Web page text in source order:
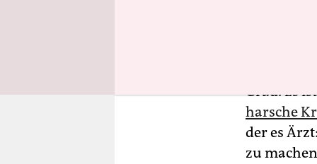
Grad: Es
harsche
der es
zu